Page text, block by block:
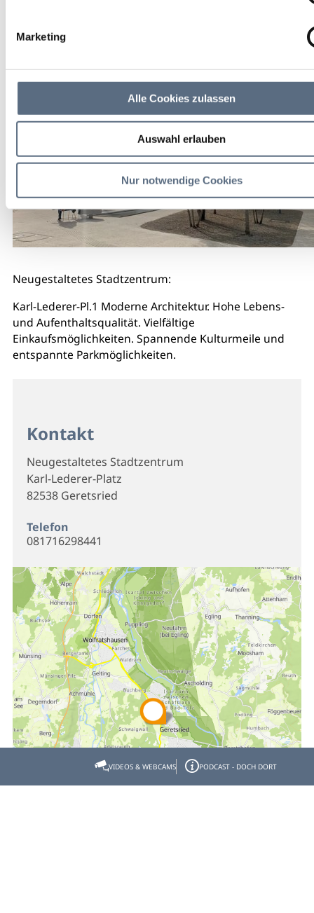
Marketing
Alle Cookies zulassen
Auswahl erlauben
Nur notwendige Cookies
Neugestaltetes Stadtzentrum:
Karl-Lederer-Pl.1 Moderne Architektur. Hohe Lebens-
und Aufenthaltsqualität. Vielfältige
Einkaufsmöglichkeiten. Spannende Kulturmeile und
entspannte Parkmöglichkeiten.
Kontakt
Neugestaltetes Stadtzentrum
Karl-Lederer-Platz
82538 Geretsried
Telefon
081716298441
VIDEOS & WEBCAMS PODCAST - DOCH DORT